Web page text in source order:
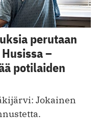
perutaan
–
potilaiden
Jokainen